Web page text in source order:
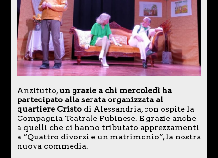
Anzitutto,un grazie a chi mercoledì ha
partecipato alla serata organizzata al
quartiere Cristodi Alessandria, con ospite la
Compagnia Teatrale Fubinese. E grazie anche
a quelli che ci hanno tributato apprezzamenti
a “Quattro divorzi e un matrimonio”, la nostra
nuova commedia.